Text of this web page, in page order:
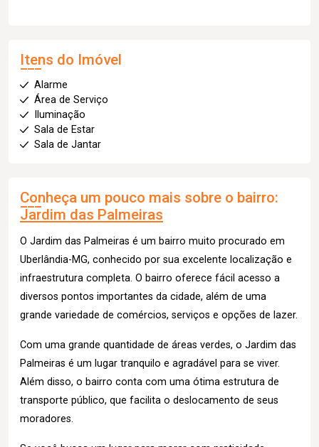
Itens do Imóvel
Alarme
Área de Serviço
Iluminação
Sala de Estar
Sala de Jantar
Conheça um pouco mais sobre o bairro:
Jardim das Palmeiras
O Jardim das Palmeiras é um bairro muito procurado em
Uberlândia-MG, conhecido por sua excelente localização e
infraestrutura completa. O bairro oferece fácil acesso a
diversos pontos importantes da cidade, além de uma
grande variedade de comércios, serviços e opções de lazer.
Com uma grande quantidade de áreas verdes, o Jardim das
Palmeiras é um lugar tranquilo e agradável para se viver.
Além disso, o bairro conta com uma ótima estrutura de
transporte público, que facilita o deslocamento de seus
moradores.